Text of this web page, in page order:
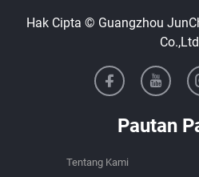
Hak Cipta © Guangzhou
Co.,Ltd
Pautan
Tentang Kami